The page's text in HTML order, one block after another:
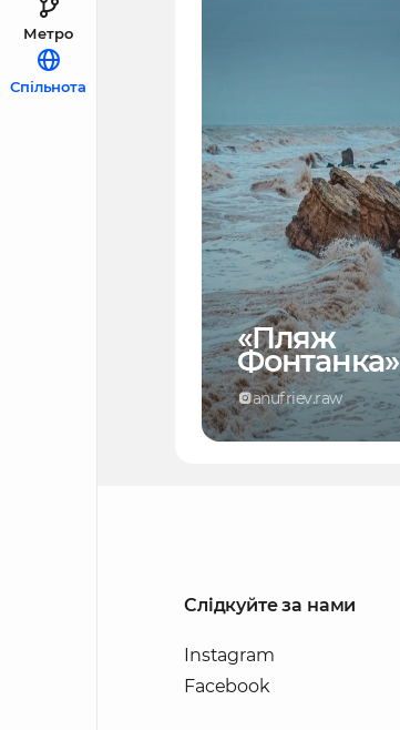
Метро
Спільнота
«Пляж
Фонтанка»
anufriev.raw
Слідкуйте за нами
Instagram
Facebook